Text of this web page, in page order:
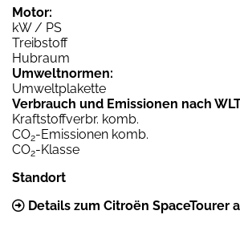
Motor:
kW / PS
Treibstoff
Hubraum
Umweltnormen:
Umweltplakette
Verbrauch und Emissionen nach
Kraftstoffverbr. komb.
CO2-Emissionen komb.
CO2-Klasse
Standort
Details zum Citroën SpaceTourer